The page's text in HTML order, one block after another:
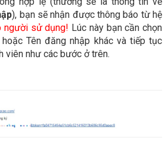
), bạn sẽ nhận được thông báo từ hệ
người sử dụng! Lúc này bạn cần chọn
Tên đăng nhập khác và tiếp tục
viên như các bước ở trên.